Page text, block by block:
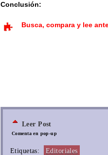
Conclusión:
Busca, compara y lee
Leer Post
Comenta en pop-up
Etiquetas: Editoriales